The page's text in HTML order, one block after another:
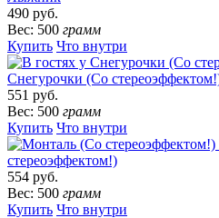
490 руб.
Вес: 500 грамм
Купить Что внутри
Снегурочки (Со
551 руб.
Вес: 500 грамм
Купить Что внутри
стереоэффектом!)
554 руб.
Вес: 500 грамм
Купить Что внутри